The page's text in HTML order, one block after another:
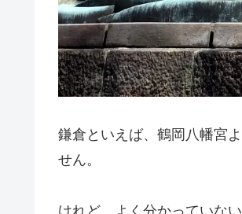
鎌倉といえば、鶴岡八幡宮
せん。
けれど、よく分かっていな